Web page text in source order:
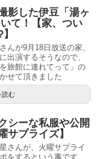
影した伊豆「湯ヶ
て！【家、つい
んが9月18日放送の家、
出演するそうなので、
旅館に連れてって」の
せて頂きました
読む
シーな私服や公開
サプライズ】
さんが、火曜サプライ
をするという事です